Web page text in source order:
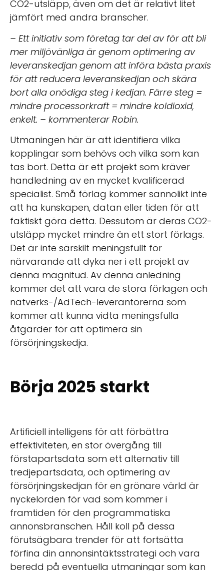
CO2-utsläpp, även om det är relativt litet
jämfört med andra branscher.
– Ett initiativ som företag tar del av för att bli
mer miljövänliga är genom optimering av
leveranskedjan genom att införa bästa praxis
för att reducera leveranskedjan och skära
bort alla onödiga steg i kedjan. Färre steg =
mindre processorkraft = mindre koldioxid,
enkelt. – kommenterar Robin.
Utmaningen här är att identifiera vilka
kopplingar som behövs och vilka som kan
tas bort. Detta är ett projekt som kräver
handledning av en mycket kvalificerad
specialist. Små förlag kommer sannolikt inte
att ha kunskapen, datan eller tiden för att
faktiskt göra detta. Dessutom är deras CO2-
utsläpp mycket mindre än ett stort förlags.
Det är inte särskilt meningsfullt för
närvarande att dyka ner i ett projekt av
denna magnitud. Av denna anledning
kommer det att vara de stora förlagen och
nätverks-/AdTech-leverantörerna som
kommer att kunna vidta meningsfulla
åtgärder för att optimera sin
försörjningskedja.
Börja 2025 starkt
Artificiell intelligens för att förbättra
effektiviteten, en stor övergång till
förstapartsdata som ett alternativ till
tredjepartsdata, och optimering av
försörjningskedjan för en grönare värld är
nyckelorden för vad som kommer i
framtiden för den programmatiska
annonsbranschen. Håll koll på dessa
förutsägbara trender för att fortsätta
förfina din annonsintäktsstrategi och vara
beredd på eventuella utmaningar som kan